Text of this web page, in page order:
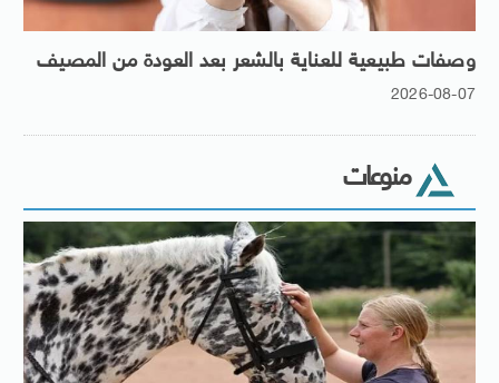
وصفات طبيعية للعناية بالشعر بعد العودة من المصيف
2026-08-07
منوعات